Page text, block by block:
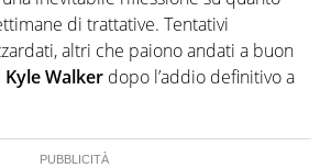
di trattative. Tentativi
altri che paiono andati a buon
Kyle Walker dopo l’addio definitivo a